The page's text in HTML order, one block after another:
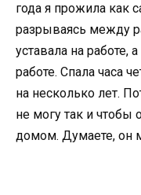
года я прожила как
разрываясь между
уставала на работе,
работе. Спала часа
на несколько лет.
не могу так и чтобы
домом. Думаете, он